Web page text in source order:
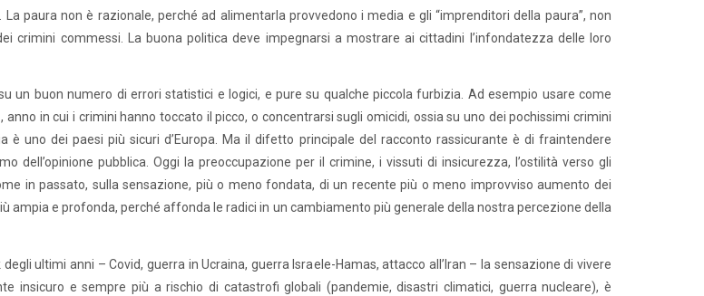
La paura non è razionale, perché ad alimentarla provvedono i media e gli “imprenditori della paura”, non
crimini commessi. La buona politica deve impegnarsi a mostrare ai cittadini l’infondatezza delle loro
un buon numero di errori statistici e logici, e pure su qualche piccola furbizia. Ad esempio usare come
anno in cui i crimini hanno toccato il picco, o concentrarsi sugli omicidi, ossia su uno dei pochissimi crimini
è uno dei paesi più sicuri d’Europa. Ma il difetto principale del racconto rassicurante è di fraintendere
dell’opinione pubblica. Oggi la preoccupazione per il crimine, i vissuti di insicurezza, l’ostilità verso gli
in passato, sulla sensazione, più o meno fondata, di un recente più o meno improvviso aumento dei
ampia e profonda, perché affonda le radici in un cambiamento più generale della nostra percezione della
ultimi anni – Covid, guerra in Ucraina, guerra Israele-Hamas, attacco all’Iran – la sensazione di vivere
insicuro e sempre più a rischio di catastrofi globali (pandemie, disastri climatici, guerra nucleare), è